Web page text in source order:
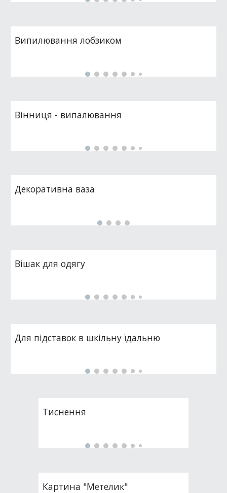
Випилювання лобзиком
Вінниця - випалювання
Декоративна ваза
Вішак для одягу
Для підставок в шкільну їдальню
Тиснення
Картина "Метелик"